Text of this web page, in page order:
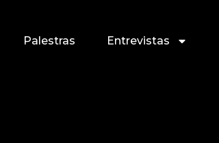
Palestras Entrevistas